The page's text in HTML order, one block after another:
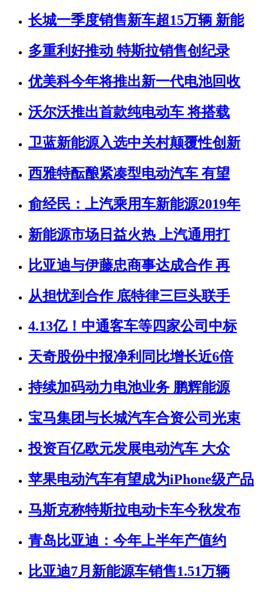
长城一季度销售新车超15万辆 新能
多重利好推动 特斯拉销售创纪录
优美科今年将推出新一代电池回收
沃尔沃推出首款纯电动车 将搭载
卫蓝新能源入选中关村颠覆性创新
西雅特酝酿紧凑型电动汽车 有望
俞经民：上汽乘用车新能源2019年
新能源市场日益火热 上汽通用打
比亚迪与伊藤忠商事达成合作 再
从担忧到合作 底特律三巨头联手
4.13亿！中通客车等四家公司中标
天奇股份中报净利同比增长近6倍
持续加码动力电池业务 鹏辉能源
宝马集团与长城汽车合资公司光束
投资百亿欧元发展电动汽车 大众
苹果电动汽车有望成为iPhone级产品
马斯克称特斯拉电动卡车今秋发布
青岛比亚迪：今年上半年产值约
比亚迪7月新能源车销售1.51万辆